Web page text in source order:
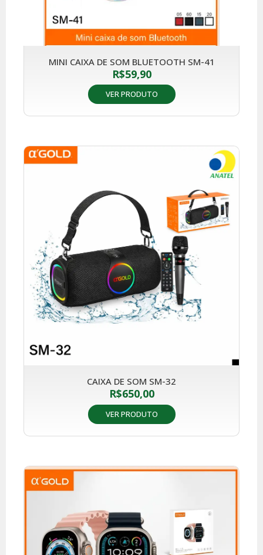
MINI CAIXA DE SOM BLUETOOTH SM-41
R$59,90
VER PRODUTO
CAIXA DE SOM SM-32
R$650,00
VER PRODUTO